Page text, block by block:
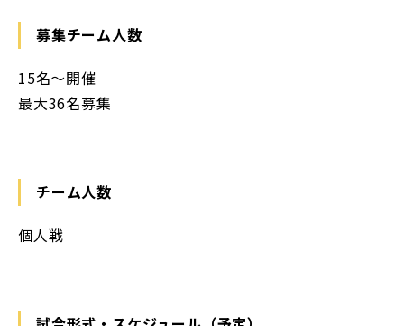
募集チーム人数
15名〜開催
最大36名募集
チーム人数
個人戦